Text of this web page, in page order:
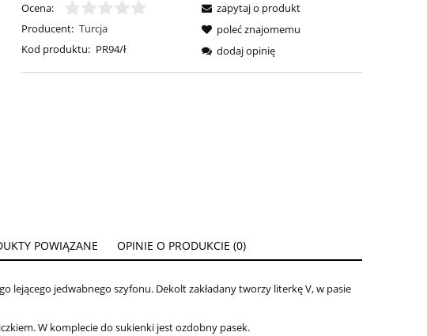
Ocena:
Producent: Turcja
Kod produktu: PR94/ł
zapytaj o produkt
poleć znajomemu
dodaj opinię
EWENTUALNYCH
PŁATNOŚCI
POWIĄZANE OPINIE O PRODUKCIE (0)
lejącego jedwabnego szyfonu. Dekolt zakładany tworzy literkę V, w pasie
W komplecie do sukienki jest ozdobny pasek.